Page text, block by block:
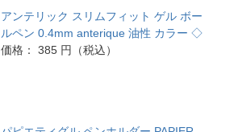
アンテリック スリムフィット ゲル ボー
ルペン 0.4mm anterique 油性 カラー ◇
価格： 385 円（税込）